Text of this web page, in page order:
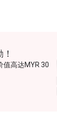
值高达MYR 30